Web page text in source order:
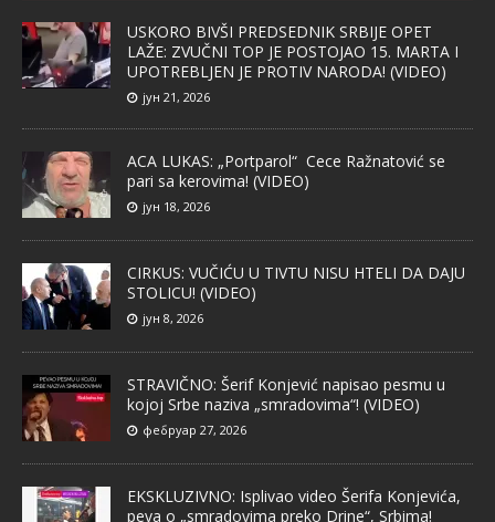
USKORO BIVŠI PREDSEDNIK SRBIJE OPET
LAŽE: ZVUČNI TOP JE POSTOJAO 15. MARTA I
UPOTREBLJEN JE PROTIV NARODA! (VIDEO)
јун 21, 2026
ACA LUKAS: „Portparol“ Cece Ražnatović se
pari sa kerovima! (VIDEO)
јун 18, 2026
CIRKUS: VUČIĆU U TIVTU NISU HTELI DA DAJU
STOLICU! (VIDEO)
јун 8, 2026
STRAVIČNO: Šerif Konjević napisao pesmu u
kojoj Srbe naziva „smradovima“! (VIDEO)
фебруар 27, 2026
EKSKLUZIVNO: Isplivao video Šerifa Konjevića,
peva o „smradovima preko Drine“, Srbima!